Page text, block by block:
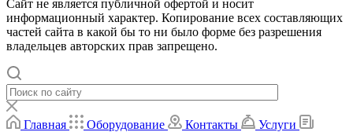
Сайт не является публичной офертой и носит
информационный характер. Копирование всех составляющих
частей сайта в какой бы то ни было форме без разрешения
владельцев авторских прав запрещено.
Главная Оборудование Контакты
Услуги